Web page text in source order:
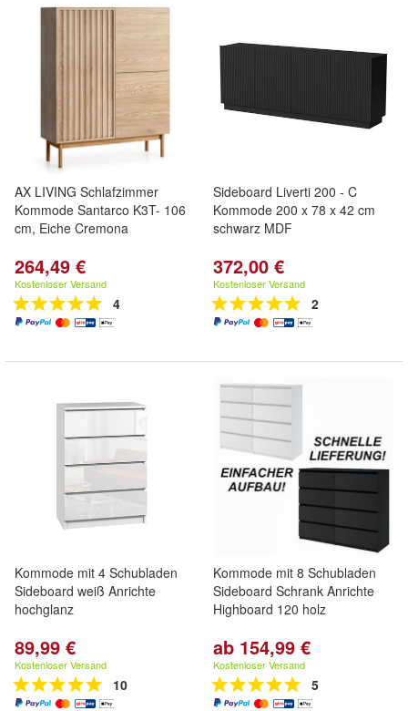
AX LIVING Schlafzimmer
Kommode Santarco K3T- 106
cm, Eiche Cremona
264,49 €
Kostenloser Versand
4
Sideboard Liverti 200 - C
Kommode 200 x 78 x 42 cm
schwarz MDF
372,00 €
Kostenloser Versand
2
Kommode mit 4 Schubladen
Sideboard weiß Anrichte
hochglanz
89,99 €
Kostenloser Versand
10
Kommode mit 8 Schubladen
Sideboard Schrank Anrichte
Highboard 120 holz
ab 154,99 €
Kostenloser Versand
5